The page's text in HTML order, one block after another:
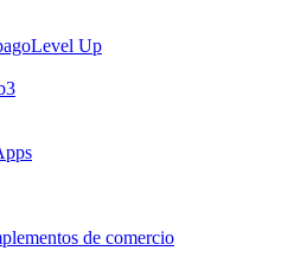
Level Up
de comercio